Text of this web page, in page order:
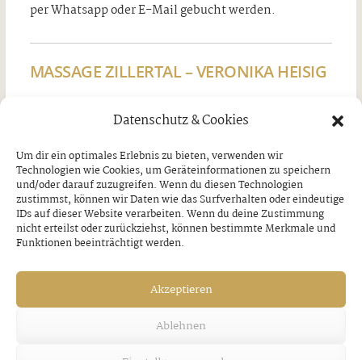
Datenschutz & Cookies
Um dir ein optimales Erlebnis zu bieten, verwenden wir
Technologien wie Cookies, um Geräteinformationen zu speichern
und/oder darauf zuzugreifen. Wenn du diesen Technologien
zustimmst, können wir Daten wie das Surfverhalten oder eindeutige
IDs auf dieser Website verarbeiten. Wenn du deine Zustimmung
nicht erteilst oder zurückziehst, können bestimmte Merkmale und
Funktionen beeinträchtigt werden.
Akzeptieren
Ablehnen
per Whatsapp oder E-Mail gebucht werden.
MASSAGE ZILLERTAL – VERONIKA HEISIG
info@massage-zillertal.com
Am Pletzachhof, Rohrberg 98, 6280 Rohrberg
VORHERIGER BEITRAG
DANK an Zillertaler
Tourismusschulen
NÄCHSTER BEITRAG
Freitag, 4. Juli 2025